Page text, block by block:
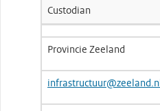
Custodian
Provincie Zeeland
infrastructuur@zeeland.nl